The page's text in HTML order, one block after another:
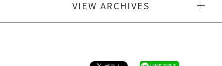
VIEW ARCHIVES